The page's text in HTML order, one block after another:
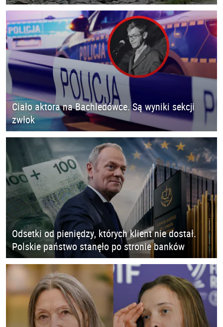
Ciało aktora na Bachledówce. Są wyniki sekcji
zwłok
Odsetki od pieniędzy, których klient nie dostał.
Polskie państwo stanęło po stronie banków